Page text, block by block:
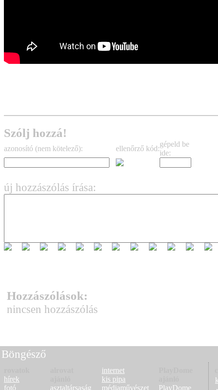
Szólj hozzá!
azonosító (nem kötelező): ellenőrző kód:
gépeld be
ide:
új hozzászólás írása:
Hozzászólások:
nincsen hozzászólás
Böngésző
hírek
fotó
asztaltársaság
internet
kis pipa
médiaművészet
PlayDome